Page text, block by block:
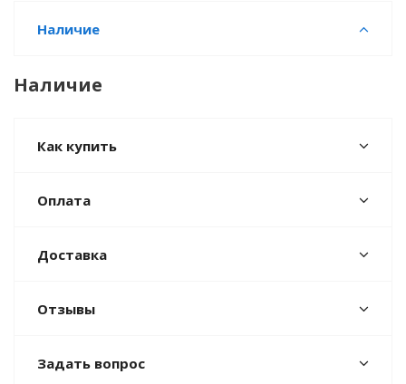
Наличие
Наличие
Как купить
Оплата
Доставка
Отзывы
Задать вопрос